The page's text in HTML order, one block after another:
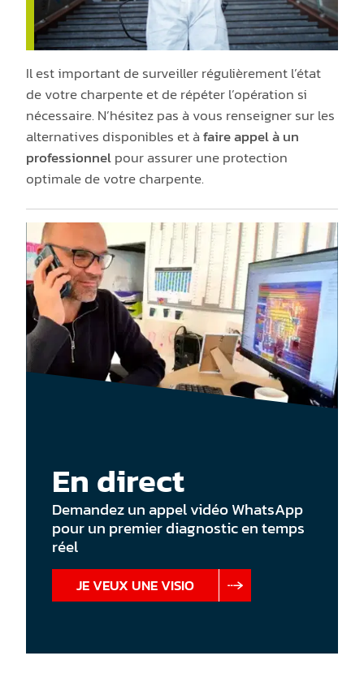
Il est important de surveiller régulièrement l’état
de votre charpente et de répéter l’opération si
nécessaire. N’hésitez pas à vous renseigner sur les
alternatives disponibles et àfaire appel à un
professionnelpour assurer une protection
optimale de votre charpente.
En direct
Demandez un appel vidéo WhatsApp
pour un premier diagnostic en temps
réel
JE VEUX UNE VISIO